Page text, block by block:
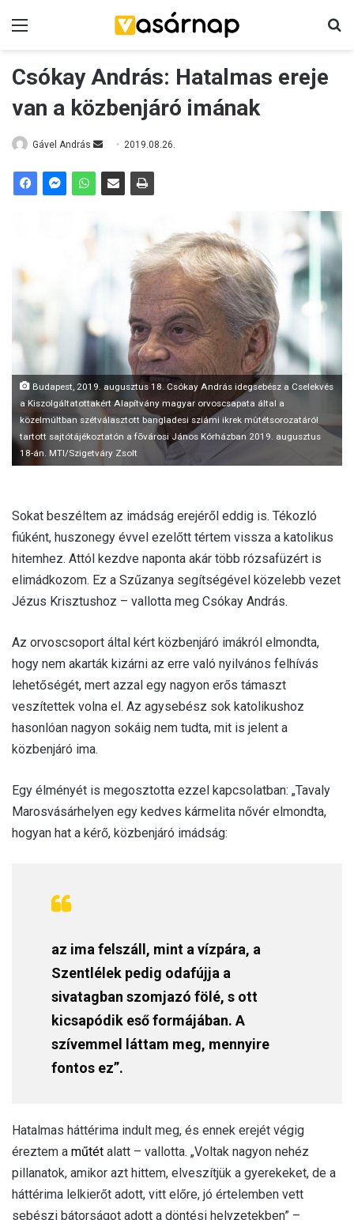
Csókay András: Hatalmas ereje
van a közbenjáró imának
Gável András
n
l
2019.08.26.
Budapest, 2019. augusztus 18. Csókay András idegsebész a Cselekvés
a Kiszolgáltatottakért Alapítvány magyar orvoscsapata által a
közelmúltban szétválasztott bangladesi sziámi ikrek mûtétsorozatáról
tartott sajtótájékoztatón a fõvárosi János Kórházban 2019. augusztus
18-án. MTI/Szigetváry Zsolt
Sokat beszéltem az imádság erejéről eddig is. Tékozló
fiúként, huszonegy évvel ezelőtt tértem vissza a katolikus
hitemhez. Attól kezdve naponta akár több rózsafüzért is
elimádkozom. Ez a Szűzanya segítségével közelebb vezet
Jézus Krisztushoz – vallotta meg Csókay András.
Az orvoscsoport által kért közbenjáró imákról elmondta,
hogy nem akarták kizárni az erre való nyilvános felhívás
lehetőségét, mert azzal egy nagyon erős támaszt
veszítettek volna el. Az agysebész sok katolikushoz
hasonlóan nagyon sokáig nem tudta, mit is jelent a
közbenjáró ima.
Egy élményét is megosztotta ezzel kapcsolatban: „Tavaly
Marosvásárhelyen egy kedves kármelita nővér elmondta,
hogyan hat a kérő, közbenjáró imádság:
az ima felszáll, mint a vízpára, a
Szentlélek pedig odafújja a
sivatagban szomjazó fölé, s ott
kicsapódik eső formájában. A
szívemmel láttam meg, mennyire
fontos ez”.
Hatalmas háttérima indult meg, és ennek erejét végig
éreztem a műtét alatt – vallotta. „Voltak nagyon nehéz
pillanatok, amikor azt hittem, elveszítjük a gyerekeket, de a
háttérima lelkierőt adott, vitt előre, jó értelemben vett
sebészi bátorságot adott a döntési helyzetekben” –